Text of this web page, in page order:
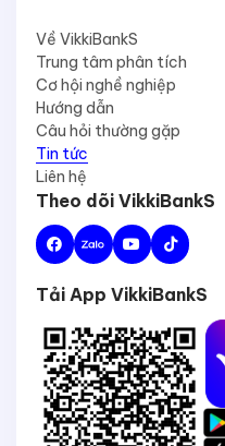
Về VikkiBankS
Trung tâm phân tích
Cơ hội nghề nghiệp
Hướng dẫn
Câu hỏi thường gặp
Tin tức
Liên hệ
Theo dõi VikkiBankS
Tải App VikkiBankS